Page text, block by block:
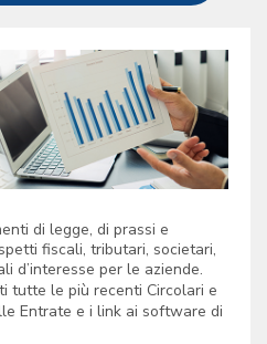
di legge, di prassi e
fiscali, tributari, societari,
d’interesse per le aziende.
tutte le più recenti Circolari e
Entrate e i link ai software di